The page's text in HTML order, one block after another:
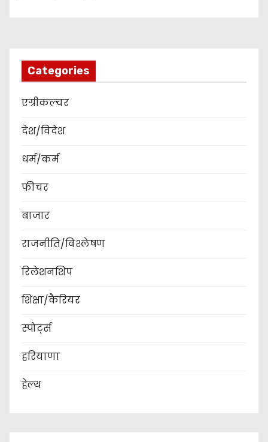
Categories
एग्रीकल्चर
देश/विदेश
धर्म/कर्म
फीचर
बाजार
राजनीति/विश्लेषण
रिलेशनशिप
शिक्षा/कैरियर
स्पोर्ट्स
हरियाणा
हेल्थ